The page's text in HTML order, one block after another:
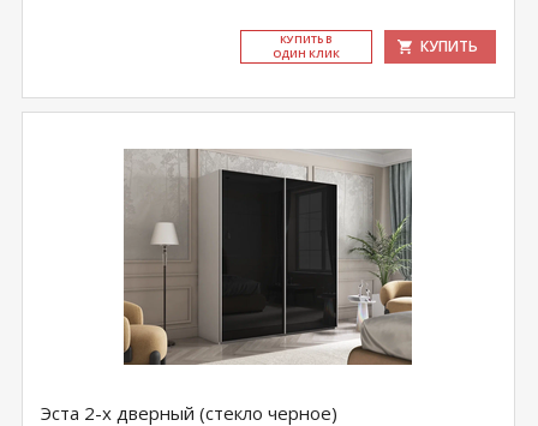
КУ­ПИТЬ В
ОДИН КЛИК
КУПИТЬ
Эста 2-х дверный (стекло черное)